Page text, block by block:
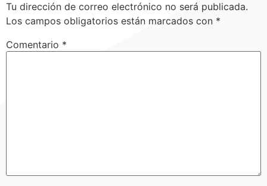
Tu dirección de correo electrónico no será publicada.
Los campos obligatorios están marcados con *
Comentario *